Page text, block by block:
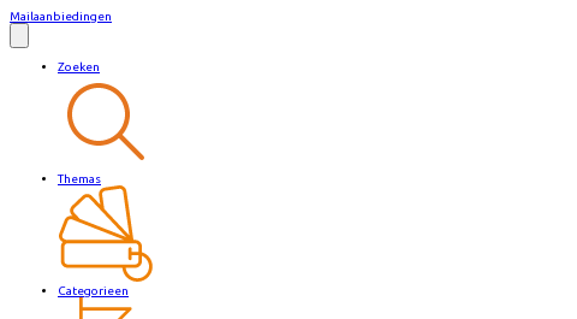
Mailaanbiedingen
Zoeken
Themas
Categorieen